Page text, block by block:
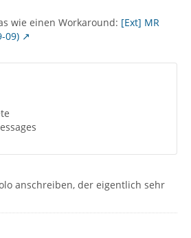
wie einen Workaround: [Ext] MR
09)
anschreiben, der eigentlich sehr